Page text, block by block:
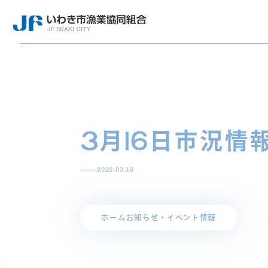
3月16日市況情
2022.03.16
ホーム お知らせ・イベント情報